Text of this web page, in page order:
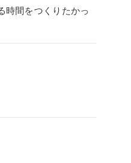
時間をつくりたかっ